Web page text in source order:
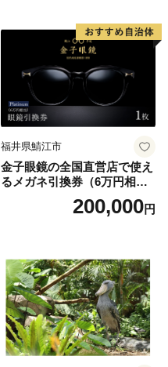
福井県鯖江市
金子眼鏡の全国直営店で使え
るメガネ引換券（6万円相
当） Platinum200,000円